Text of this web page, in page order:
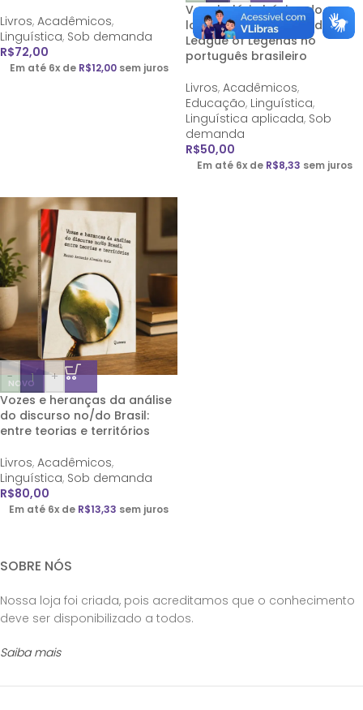
Livros, Acadêmicos,
Linguística, Sob demanda
R$72,00
Em até 6x de R$12,00 sem juros
Vocabulário básico do
lolzeiro: neologismos do
League of Legends no
português brasileiro
Livros, Acadêmicos,
Educação, Linguística,
Linguística aplicada, Sob
demanda
R$50,00
Em até 6x de R$8,33 sem juros
NOVO
-
+
Vozes e heranças da análise
do discurso no/do Brasil:
entre teorias e territórios
Livros, Acadêmicos,
Linguística, Sob demanda
R$80,00
Em até 6x de R$13,33 sem juros
SOBRE NÓS
Nossa loja foi criada, pois acreditamos que o conhecimento
deve ser disponibilizado a todos.
Saiba mais